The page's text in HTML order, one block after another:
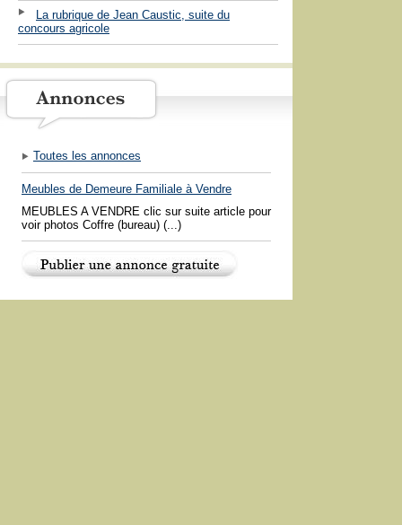
La rubrique de Jean Caustic, suite du
concours agricole
Toutes les annonces
Meubles de Demeure Familiale à Vendre
MEUBLES A VENDRE clic sur suite article pour
voir photos Coffre (bureau) (...)